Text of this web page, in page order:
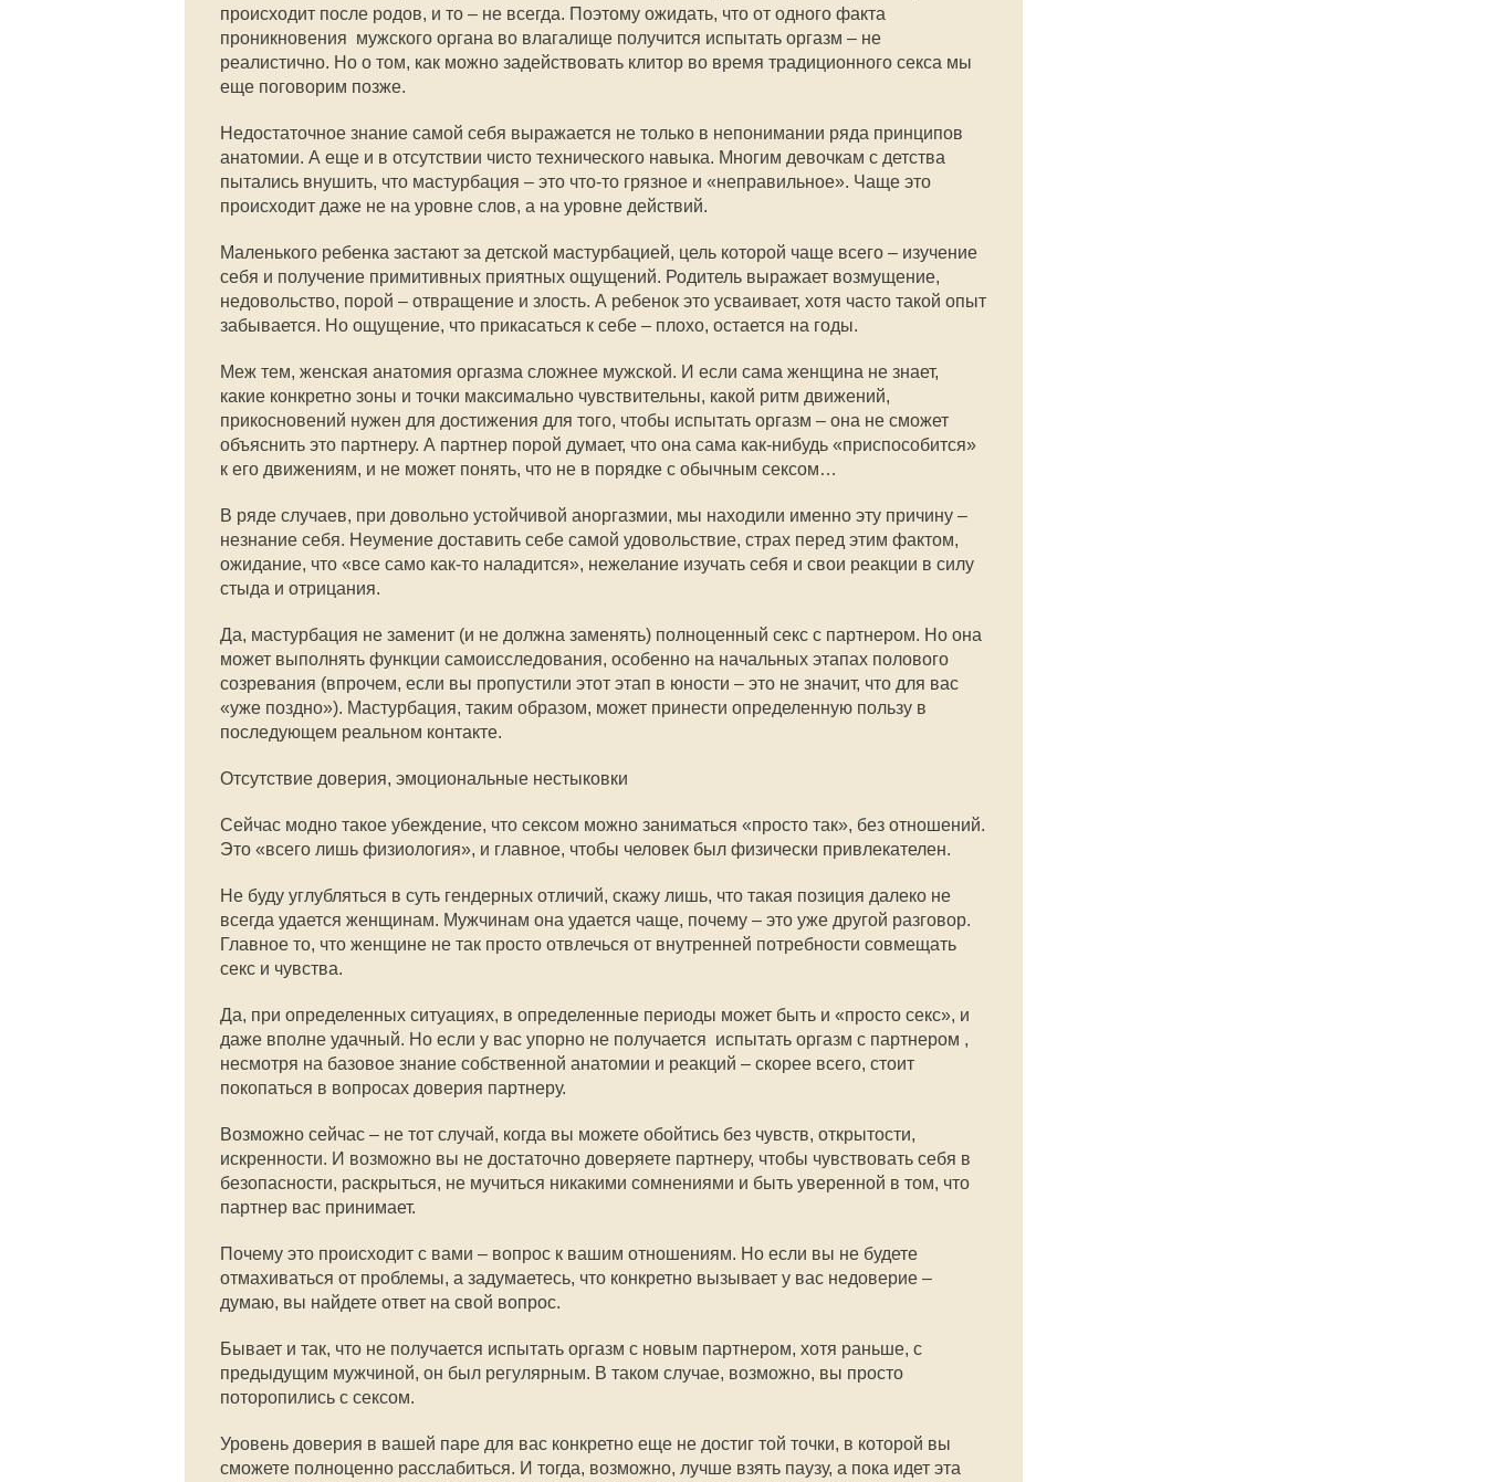
происходит после родов, и то – не всегда. Поэтому ожидать, что от одного факта
проникновения мужского органа во влагалище получится испытать оргазм – не
реалистично. Но о том, как можно задействовать клитор во время традиционного секса мы
еще поговорим позже.
Недостаточное знание самой себя выражается не только в непонимании ряда принципов
анатомии. А еще и в отсутствии чисто технического навыка. Многим девочкам с детства
пытались внушить, что мастурбация – это что-то грязное и «неправильное». Чаще это
происходит даже не на уровне слов, а на уровне действий.
Маленького ребенка застают за детской мастурбацией, цель которой чаще всего – изучение
себя и получение примитивных приятных ощущений. Родитель выражает возмущение,
недовольство, порой – отвращение и злость. А ребенок это усваивает, хотя часто такой опыт
забывается. Но ощущение, что прикасаться к себе – плохо, остается на годы.
Меж тем, женская анатомия оргазма сложнее мужской. И если сама женщина не знает,
какие конкретно зоны и точки максимально чувствительны, какой ритм движений,
прикосновений нужен для достижения для того, чтобы испытать оргазм – она не сможет
объяснить это партнеру. А партнер порой думает, что она сама как-нибудь «приспособится»
к его движениям, и не может понять, что не в порядке с обычным сексом…
В ряде случаев, при довольно устойчивой аноргазмии, мы находили именно эту причину –
незнание себя. Неумение доставить себе самой удовольствие, страх перед этим фактом,
ожидание, что «все само как-то наладится», нежелание изучать себя и свои реакции в силу
стыда и отрицания.
Да, мастурбация не заменит (и не должна заменять) полноценный секс с партнером. Но она
может выполнять функции самоисследования, особенно на начальных этапах полового
созревания (впрочем, если вы пропустили этот этап в юности – это не значит, что для вас
«уже поздно»). Мастурбация, таким образом, может принести определенную пользу в
последующем реальном контакте.
Отсутствие доверия, эмоциональные нестыковки
Сейчас модно такое убеждение, что сексом можно заниматься «просто так», без отношений.
Это «всего лишь физиология», и главное, чтобы человек был физически привлекателен.
Не буду углубляться в суть гендерных отличий, скажу лишь, что такая позиция далеко не
всегда удается женщинам. Мужчинам она удается чаще, почему – это уже другой разговор.
Главное то, что женщине не так просто отвлечься от внутренней потребности совмещать
секс и чувства.
Да, при определенных ситуациях, в определенные периоды может быть и «просто секс», и
даже вполне удачный. Но если у вас упорно не получается испытать оргазм c партнером ,
несмотря на базовое знание собственной анатомии и реакций – скорее всего, стоит
покопаться в вопросах доверия партнеру.
Возможно сейчас – не тот случай, когда вы можете обойтись без чувств, открытости,
искренности. И возможно вы не достаточно доверяете партнеру, чтобы чувствовать себя в
безопасности, раскрыться, не мучиться никакими сомнениями и быть уверенной в том, что
партнер вас принимает.
Почему это происходит с вами – вопрос к вашим отношениям. Но если вы не будете
отмахиваться от проблемы, а задумаетесь, что конкретно вызывает у вас недоверие –
думаю, вы найдете ответ на свой вопрос.
Бывает и так, что не получается испытать оргазм с новым партнером, хотя раньше, с
предыдущим мужчиной, он был регулярным. В таком случае, возможно, вы просто
поторопились с сексом.
Уровень доверия в вашей паре для вас конкретно еще не достиг той точки, в которой вы
сможете полноценно расслабиться. И тогда, возможно, лучше взять паузу, а пока идет эта